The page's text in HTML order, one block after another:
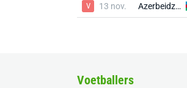
V 13 nov. Azerbeidzjan
Voetballers